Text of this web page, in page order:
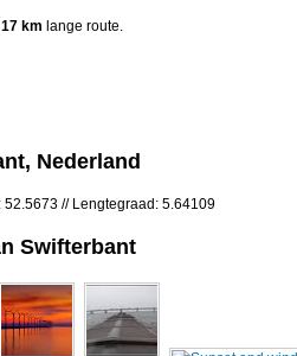
17 km lange route.
Nederland
52.5673 // Lengtegraad: 5.64109
Swifterbant